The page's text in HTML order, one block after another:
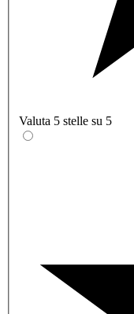
Valuta 5 stelle su 5